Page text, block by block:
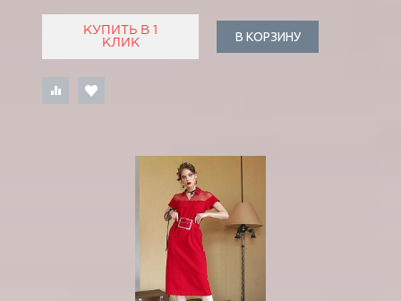
КУПИТЬ В 1
КЛИК
В КОРЗИНУ